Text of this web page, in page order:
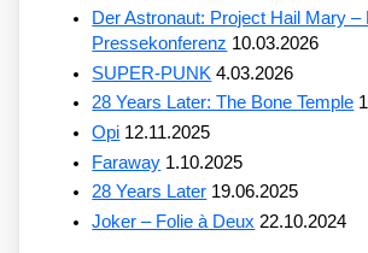
Der Astronaut: Project Hail Mary –
Pressekonferenz 10.03.2026
SUPER-PUNK 4.03.2026
28 Years Later: The Bone Temple
Opi 12.11.2025
Faraway 1.10.2025
28 Years Later 19.06.2025
Joker – Folie à Deux 22.10.2024